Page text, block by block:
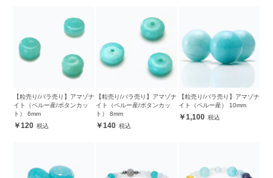
【粒売り/バラ売り】アマゾナ
イト（ペルー産/ボタンカッ
ト） 6mm
120
【粒売り/バラ売り】アマゾナ
イト（ペルー産/ボタンカッ
ト） 8mm
140
【粒売り/バラ売り】アマゾナ
イト（ペルー産） 10mm
1,100